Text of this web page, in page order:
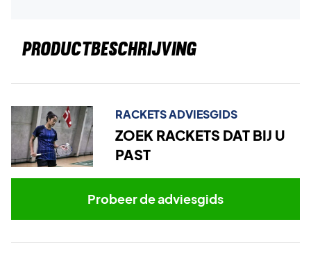
PRODUCTBESCHRIJVING
RACKETS ADVIESGIDS
ZOEK RACKETS DAT BIJ U
PAST
Probeer de adviesgids